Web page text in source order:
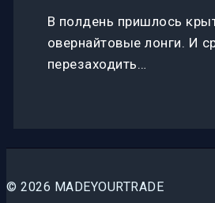
В полдень пришлось
овернайтовые лонги. И
перезаходить…
© 2026 MADEYOURTRADE